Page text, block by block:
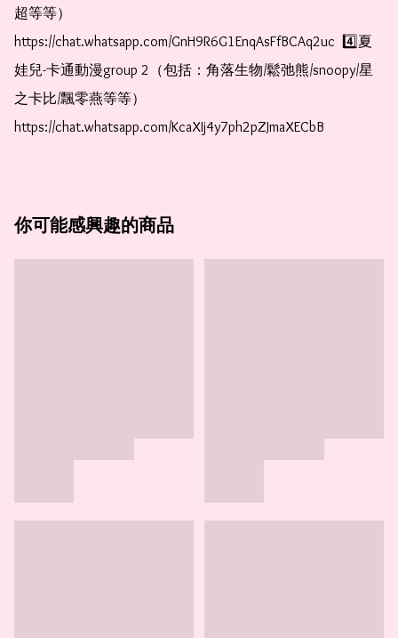
超等等）
https://chat.whatsapp.com/GnH9R6G1EnqAsFfBCAq2uc  4️⃣夏
娃兒-卡通動漫group 2（包括：角落生物/鬆弛熊/snoopy/星
之卡比/飄零燕等等）
https://chat.whatsapp.com/KcaXIj4y7ph2pZJmaXECbB
你可能感興趣的商品